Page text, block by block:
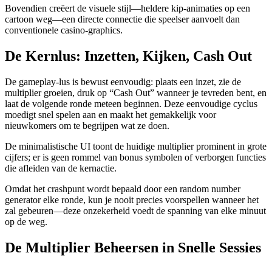
Bovendien creëert de visuele stijl—heldere kip‑animaties op een
cartoon weg—een directe connectie die speelser aanvoelt dan
conventionele casino‑graphics.
De Kernlus: Inzetten, Kijken, Cash Out
De gameplay‑lus is bewust eenvoudig: plaats een inzet, zie de
multiplier groeien, druk op “Cash Out” wanneer je tevreden bent, en
laat de volgende ronde meteen beginnen. Deze eenvoudige cyclus
moedigt snel spelen aan en maakt het gemakkelijk voor
nieuwkomers om te begrijpen wat ze doen.
De minimalistische UI toont de huidige multiplier prominent in grote
cijfers; er is geen rommel van bonus symbolen of verborgen functies
die afleiden van de kernactie.
Omdat het crashpunt wordt bepaald door een random number
generator elke ronde, kun je nooit precies voorspellen wanneer het
zal gebeuren—deze onzekerheid voedt de spanning van elke minuut
op de weg.
De Multiplier Beheersen in Snelle Sessies